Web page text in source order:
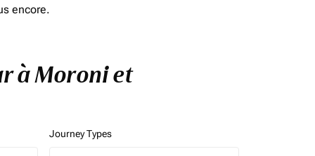
encore.
à Moroni et
Journey Types